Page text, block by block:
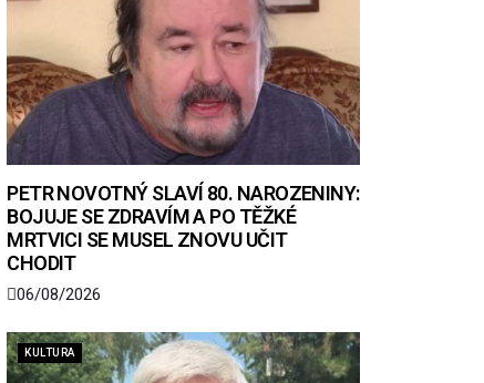
PETR NOVOTNÝ SLAVÍ 80. NAROZENINY:
BOJUJE SE ZDRAVÍM A PO TĚŽKÉ
MRTVICI SE MUSEL ZNOVU UČIT
CHODIT
06/08/2026
KULTURA